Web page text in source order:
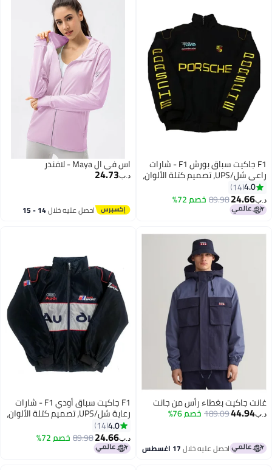
7
F1 جاكيت سباق بورش F1 - شارات
راعي شل/UPS، تصميم كتلة الألوان،
شعار مطرّز، تصميم بسحاب كامل،
معطف موضة رياضية للجنسين
4.0
14
د.ب‏ 24.66
89.98 خصم 72% 3
اس في ال Maya - لافندر
د.ب‏ 24.73
احصل عليه خلال 14 - 15
اغسطس
غانت جاكيت بغطاء رأس من جانت
د.ب‏44.94
189.09 خصم 76%
احصل عليه خلال17 اغسطس
7
F1 جاكيت سباق أودي F1 - شارات
رعاية شل/UPS، تصميم كتلة الألوان،
شعار مطرّز، تصميم بسحاب كامل،
معطف موضة رياضية للجنسين
4.0
14
د.ب‏24.66
89.98 خصم 72%